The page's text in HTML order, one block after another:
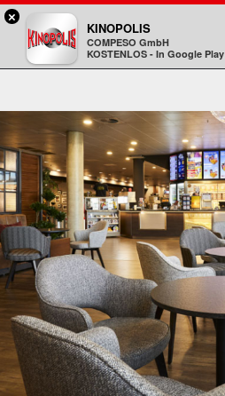
Kinopolis
×
KINOPOLIS
COMPESO GmbH
KOSTENLOS - In Google Play